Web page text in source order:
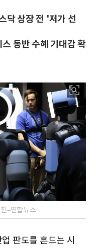
닥 상장 전 '저가 선
동반 수혜 기대감 확
=연합뉴스
판도를 흔드는 시